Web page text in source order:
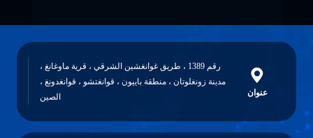
عنوان
رقم 1389 ، طريق غوانغشين الشرقي ، قرية ماوغانغ ،
مدينة زونغلوتان ، منطقة باييون ، قوانغتشو ، قوانغدونغ ،
الصين